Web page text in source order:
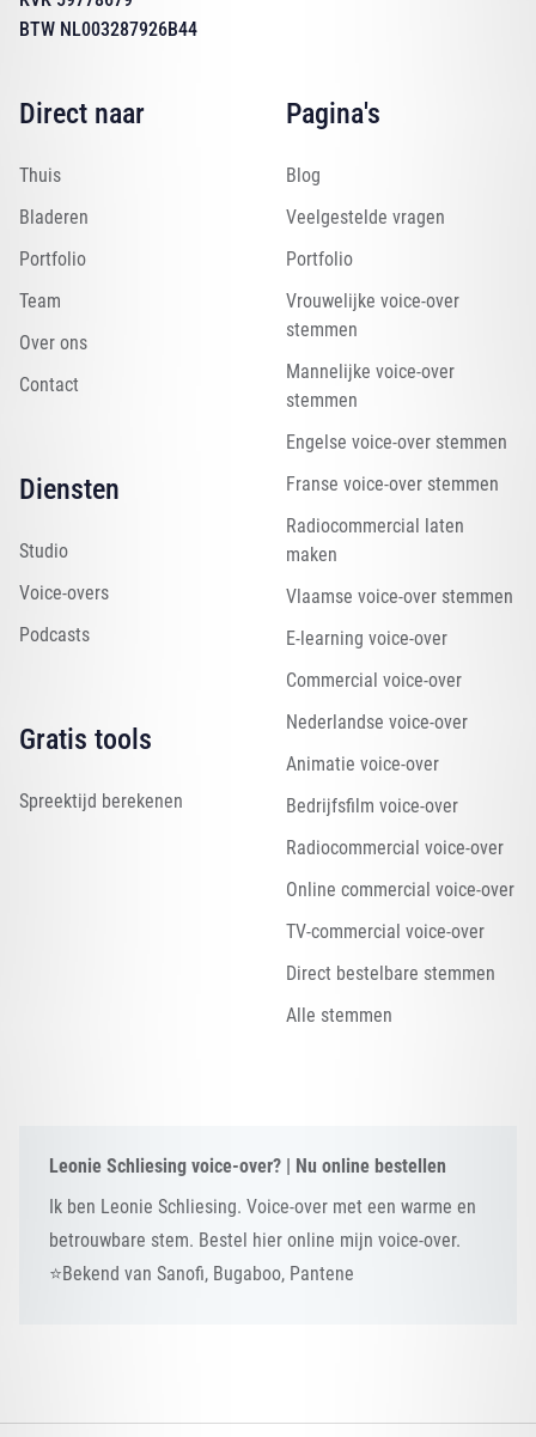
BTW NL003287926B44
Direct naar
Thuis
Bladeren
Portfolio
Team
Over ons
Contact
Diensten
Studio
Voice-overs
Podcasts
Gratis tools
Spreektijd berekenen
Pagina's
Blog
Veelgestelde vragen
Portfolio
Vrouwelijke voice-over
stemmen
Mannelijke voice-over
stemmen
Engelse voice-over stemmen
Franse voice-over stemmen
Radiocommercial laten
maken
Vlaamse voice-over stemmen
E-learning voice-over
Commercial voice-over
Nederlandse voice-over
Animatie voice-over
Bedrijfsfilm voice-over
Radiocommercial voice-over
Online commercial voice-over
TV-commercial voice-over
Direct bestelbare stemmen
Alle stemmen
Leonie Schliesing voice-over? | Nu online bestellen
Ik ben Leonie Schliesing. Voice-over met een warme en
betrouwbare stem. Bestel hier online mijn voice-over.
⭐Bekend van Sanofi, Bugaboo, Pantene